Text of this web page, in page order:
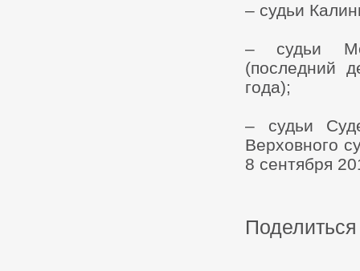
– судьи
– судьи
(последний
года);
– судьи
Верховного
8 сентября